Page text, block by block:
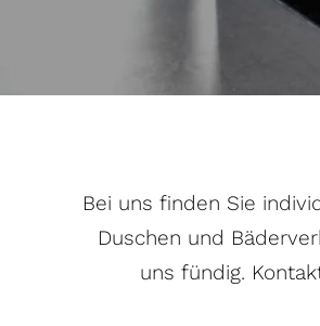
Bei uns finden Sie
Duschen und
uns fündig.